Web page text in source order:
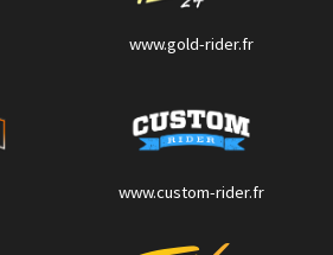
www.gold-rider.fr
www.custom-rider.fr